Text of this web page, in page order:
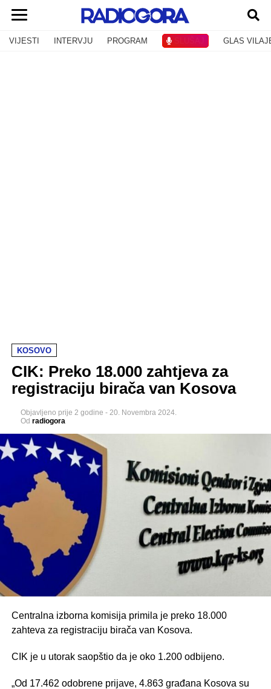
VIJESTI INTERVJU PROGRAM SLUŠAJ GLAS
KOSOVO
CIK: Preko 18.000 zahtjeva za
registraciju birača van Kosova
Objavljeno prije 2 godine - 20. Novembra 2024.
Od radiogora
Centralna izborna komisija primila je preko 18.000
zahteva za registraciju birača van Kosova.
CIK je u utorak saopštio da je oko 1.200 odbijeno.
„Od 17.462 odobrene prijave, 4.863 građana Kosova su